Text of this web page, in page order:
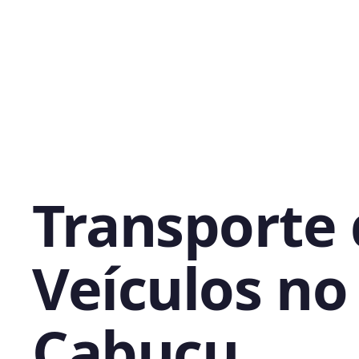
Transporte
Veículos no